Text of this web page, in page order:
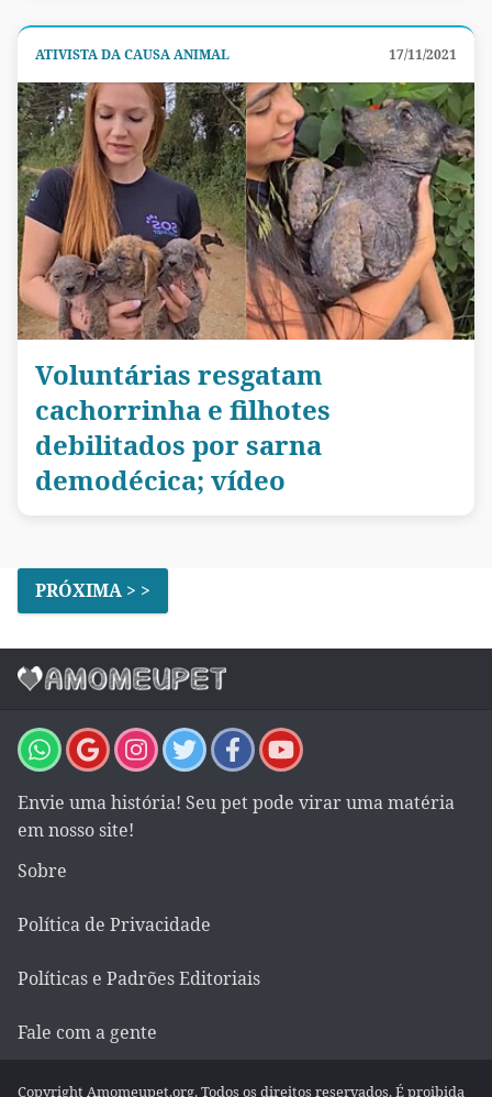
ATIVISTA DA CAUSA ANIMAL 17/11/2021
Voluntárias resgatam
cachorrinha e filhotes
debilitados por sarna
demodécica; vídeo
PRÓXIMA > >
Envie uma história! Seu pet pode virar uma matéria
em nosso site!
Sobre
Política de Privacidade
Políticas e Padrões Editoriais
Fale com a gente
Copyright Amomeupet.org. Todos os direitos reservados. É proibida